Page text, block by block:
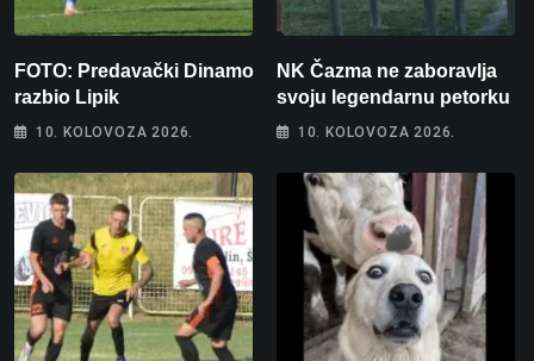
FOTO: Predavački Dinamo
razbio Lipik
10. KOLOVOZA 2026.
NK Čazma ne zaboravlja
svoju legendarnu petorku
10. KOLOVOZA 2026.